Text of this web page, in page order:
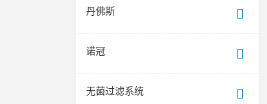
丹佛斯
诺冠
无菌过滤系统